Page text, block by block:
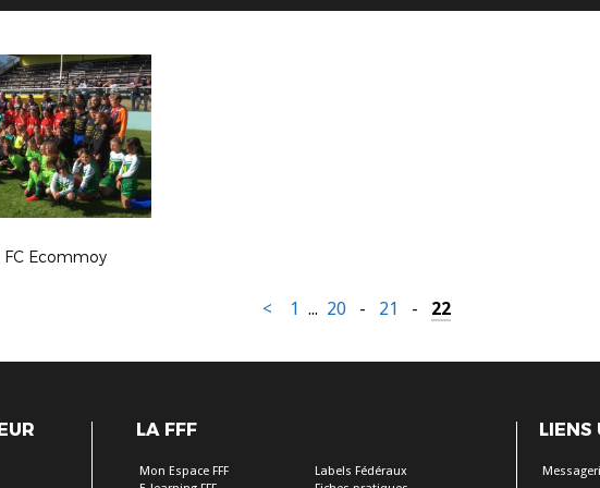
FC Ecommoy
< 1 ... 20 - 21 - 22
LA FFF
Mon Espace FFF
Labels Fédéraux
LIENS